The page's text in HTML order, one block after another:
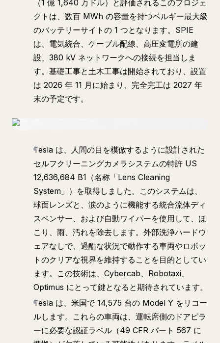
（1 億 1,640 万ドル）と評価されるこのプロジェ
クトは、数百 MWh の容量を持つベルギー最大級
のバッテリーサイトの 1 つとなります。SPIE
は、電気統合、ケーブル配線、高圧変電所の建
設、380 kV ネットワークへの接続を担当しま
す。基礎工事と土木工事は開始されており、設置
は 2026 年 11 月に始まり、完全完工は 2027 年
末の予定です。
Tesla は、人間の目を模倣するように設計された
セルフクリーニングカメラシステムの特許 US
12,636,684 B1（名称「Lens Cleaning
System」）を取得しました。このシステムは、
球面レンズと、涙のように機能する統合流体ディ
スペンサー、および自動ワイパーを使用して、ほ
こり、雨、汚れを除去します。外部洗浄ハードウ
ェアなしで、過酷な状況で動作する車両やロボッ
トのクリアな視界を維持することを目的としてい
ます。この技術は、Cybercab、Robotaxi、
Optimus にとって鍵となると期待されています。
Tesla は、米国で 14,575 台の Model Y をリコー
ルします。これらの車両は、運転席側のドアピラ
ーに必要な認証ラベル（49 CFR パート 567 に